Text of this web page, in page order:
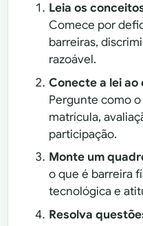
Leia os
Comece por
barreiras,
razoável.
Conecte a lei
Pergunte como
matrícula,
participação.
Monte um
o que é barreira
tecnológica e
Resolva